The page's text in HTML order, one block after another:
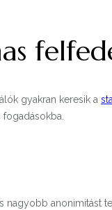
gyakran keresik a
nagyobb anonimitást